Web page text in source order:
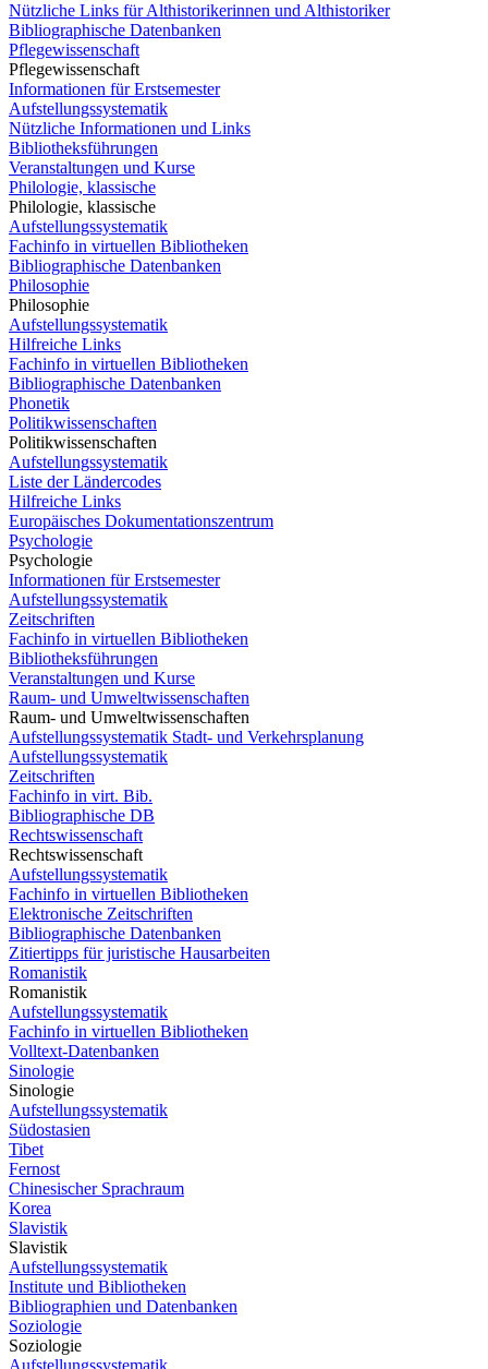
Nützliche Links für Althistorikerinnen und Althistoriker
Bibliographische Datenbanken
Pflegewissenschaft
Pflegewissenschaft
Informationen für Erstsemester
Aufstellungssystematik
Nützliche Informationen und Links
Bibliotheksführungen
Veranstaltungen und Kurse
Philologie, klassische
Philologie, klassische
Aufstellungssystematik
Fachinfo in virtuellen Bibliotheken
Bibliographische Datenbanken
Philosophie
Philosophie
Aufstellungssystematik
Hilfreiche Links
Fachinfo in virtuellen Bibliotheken
Bibliographische Datenbanken
Phonetik
Politikwissenschaften
Politikwissenschaften
Aufstellungssystematik
Liste der Ländercodes
Hilfreiche Links
Europäisches Dokumentationszentrum
Psychologie
Psychologie
Informationen für Erstsemester
Aufstellungssystematik
Zeitschriften
Fachinfo in virtuellen Bibliotheken
Bibliotheksführungen
Veranstaltungen und Kurse
Raum- und Umweltwissenschaften
Raum- und Umweltwissenschaften
Aufstellungssystematik Stadt- und Verkehrsplanung
Aufstellungssystematik
Zeitschriften
Fachinfo in virt. Bib.
Bibliographische DB
Rechtswissenschaft
Rechtswissenschaft
Aufstellungssystematik
Fachinfo in virtuellen Bibliotheken
Elektronische Zeitschriften
Bibliographische Datenbanken
Zitiertipps für juristische Hausarbeiten
Romanistik
Romanistik
Aufstellungssystematik
Fachinfo in virtuellen Bibliotheken
Volltext-Datenbanken
Sinologie
Sinologie
Aufstellungssystematik
Südostasien
Tibet
Fernost
Chinesischer Sprachraum
Korea
Slavistik
Slavistik
Aufstellungssystematik
Institute und Bibliotheken
Bibliographien und Datenbanken
Soziologie
Soziologie
Aufstellungssystematik